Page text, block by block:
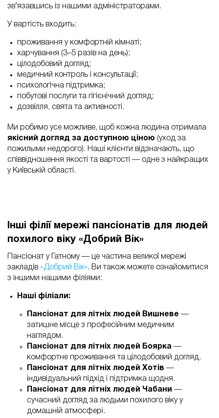
зв’язавшись із нашими адміністраторами.
У вартість входить:
проживання у комфортній кімнаті;
харчування (3–5 разів на день);
цілодобовий догляд;
медичний контроль і консультації;
психологічна підтримка;
побутові послуги та гігієнічний догляд;
дозвілля, свята та активності.
Ми робимо усе можливе, щоб кожна людина отримала
якісний догляд за доступною ціною (уход за
пожилыми недорого). Наші клієнти відзначають, що
співвідношення якості та вартості — одне з найкращих
у Київській області.
Інші філії мережі пансіонатів для людей
похилого віку «Добрий Вік»
Пансіонат у Гатному — це частина великої мережі
закладів «Добрий Вік». Ви також можете ознайомитися
з іншими нашими філіями:
Наші філіали:
Пансіонат для літніх людей Вишневе —
затишне місце з професійним медичним
наглядом.
Пансіонат для літніх людей Боярка —
комфортне проживання та цілодобовий догляд.
Пансіонат для літніх людей Хотів —
індивідуальний підхід і підтримка щодня.
Пансіонат для літніх людей Чабани —
сучасний догляд за людьми похилого віку у
домашній атмосфері.